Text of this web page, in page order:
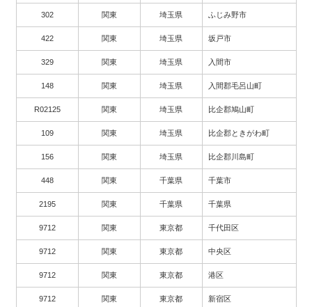
302 関東 埼玉県 ふじみ野市
422 関東 埼玉県 坂戸市
329 関東 埼玉県 入間市
148 関東 埼玉県 入間郡毛呂山町
R02125 関東 埼玉県 比企郡鳩山町
109 関東 埼玉県 比企郡ときがわ町
156 関東 埼玉県 比企郡川島町
448 関東 千葉県 千葉市
2195 関東 千葉県 千葉県
9712 関東 東京都 千代田区
9712 関東 東京都 中央区
9712 関東 東京都 港区
9712 関東 東京都 新宿区